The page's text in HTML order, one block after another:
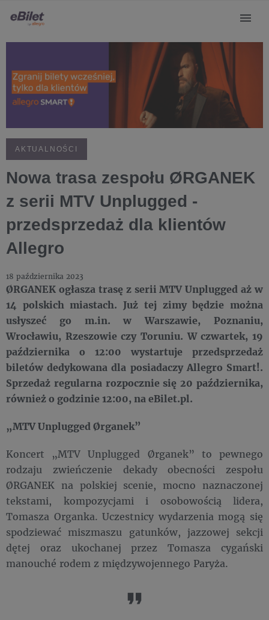
AKTUALNOŚCI
Nowa trasa zespołu ØRGANEK
z serii MTV Unplugged -
przedsprzedaż dla klientów
Allegro
18 października 2023
ØRGANEK ogłasza trasę z serii MTV Unplugged aż w
14 polskich miastach. Już tej zimy będzie można
usłyszeć go m.in. w Warszawie, Poznaniu,
Wrocławiu, Rzeszowie czy Toruniu. W czwartek, 19
października o 12:00 wystartuje przedsprzedaż
biletów dedykowana dla posiadaczy Allegro Smart!.
Sprzedaż regularna rozpocznie się 20 października,
również o godzinie 12:00, na eBilet.pl.
„MTV Unplugged Ørganek”
Koncert „MTV Unplugged Ørganek” to pewnego
rodzaju zwieńczenie dekady obecności zespołu
ØRGANEK na polskiej scenie, mocno naznaczonej
tekstami, kompozycjami i osobowością lidera,
Tomasza Organka. Uczestnicy wydarzenia mogą się
spodziewać miszmaszu gatunków, jazzowej sekcji
dętej oraz ukochanej przez Tomasza cygański
manouché rodem z międzywojennego Paryża.